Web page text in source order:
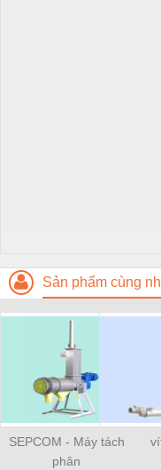
Sản phẩm cùng
SEPCOM - Máy tách
phân